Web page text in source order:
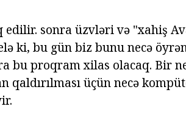
sonra üzvləri və "xahiş
ki, bu gün biz bunu necə
bu proqram xilas olacaq. Bir
qaldırılması üçün necə